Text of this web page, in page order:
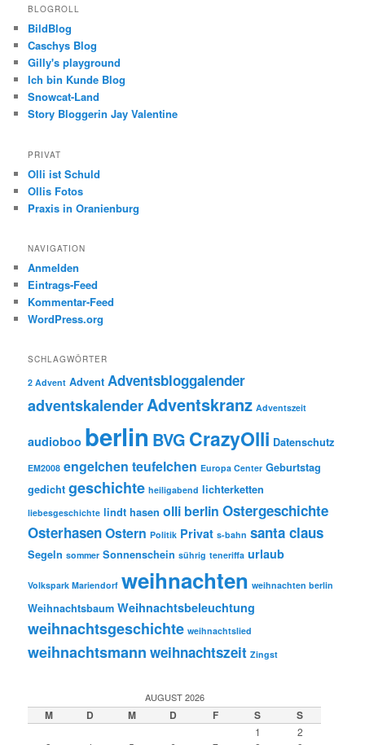
BLOGROLL
BildBlog
Caschys Blog
Gilly's playground
Ich bin Kunde Blog
Snowcat-Land
Story Bloggerin Jay Valentine
PRIVAT
Olli ist Schuld
Ollis Fotos
Praxis in Oranienburg
NAVIGATION
Anmelden
Eintrags-Feed
Kommentar-Feed
WordPress.org
SCHLAGWÖRTER
2 Advent Advent Adventsbloggalender
adventskalenderAdventskranz Adventszeit
audioboo berlin BVG CrazyOlli Datenschutz
EM2008 engelchen teufelchen Europa Center Geburtstag
gedicht geschichte heiligabend lichterketten
liebesgeschichte lindt hasen olli berlin Ostergeschichte
OsterhasenOstern Politik Privat s-bahn santa claus
Segeln sommer Sonnenschein sührig teneriffa urlaub
Volkspark Mariendorf weihnachten weihnachten berlin
Weihnachtsbaum Weihnachtsbeleuchtung
weihnachtsgeschichte weihnachtslied
weihnachtsmann weihnachtszeit Zingst
AUGUST 2026
M D M D F S S
1
2